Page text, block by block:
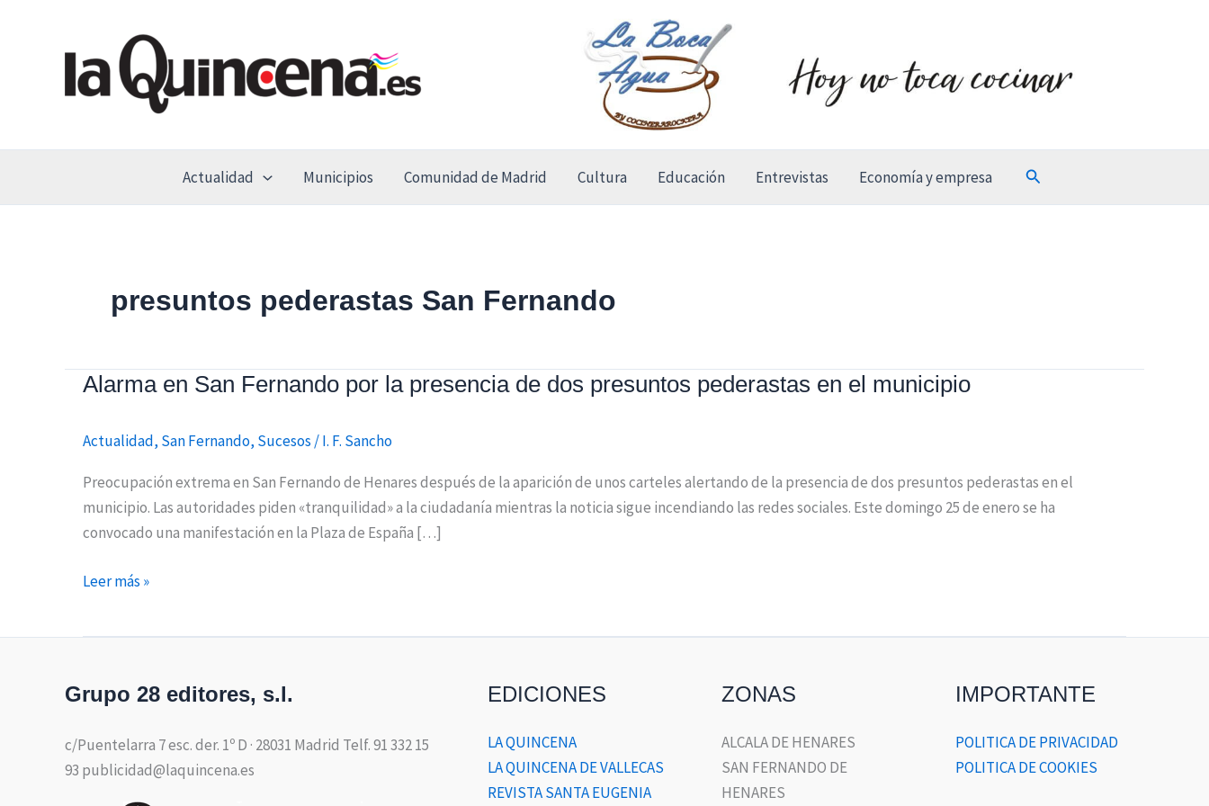
Actualidad Municipios Comunidad de Madrid Cultura Educación Entrevistas Economía y empresa Buscar
presuntos pederastas San Fernando
Alarma en San Fernando por la presencia de dos presuntos pederastas en el municipio
Actualidad, San Fernando, Sucesos /I. F. Sancho
Preocupación extrema en San Fernando de Henares después de la aparición de unos carteles alertando de la presencia de dos presuntos pederastas en el
municipio. Las autoridades piden «tranquilidad» a la ciudadanía mientras la noticia sigue incendiando las redes sociales. Este domingo 25 de enero se ha
convocado una manifestación en la Plaza de España […]
Alarma
San
por
la
presencia
dos
pederastas
municipio
Leer más »
Grupo 28 editores, s.l.
c/Puentelarra 7 esc. der. 1º D · 28031 Madrid Telf. 91 332 15
93 publicidad@laquincena.es
EDICIONES
LA QUINCENA
LA QUINCENA DE VALLECAS
REVISTA SANTA EUGENIA
ZONAS
ALCALA DE HENARES
SAN FERNANDO DE
HENARES
IMPORTANTE
POLITICA DE PRIVACIDAD
POLITICA DE COOKIES